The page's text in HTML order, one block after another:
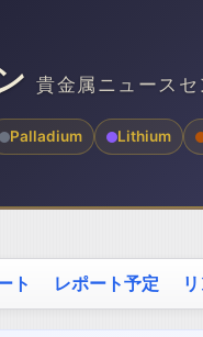
貴金属ニュース
Palladium Lithium
ト レポート予定